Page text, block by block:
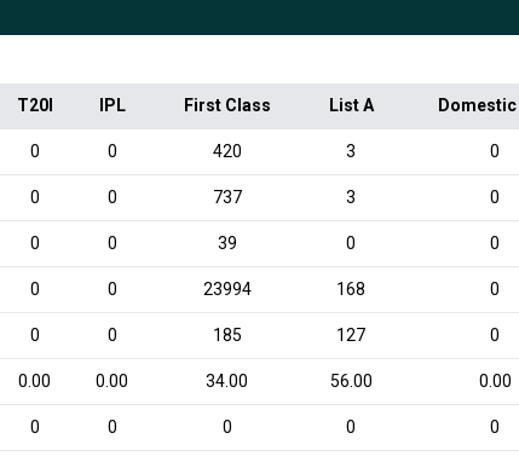
T20I IPL First Class List A
0 0 420 3 0
0 0 737 3 0
0 0 39 0 0
0 0 23994 168 0
0 0 185 127 0
0.00 0.00 34.00 56.00 0.00
0 0 0 0 0